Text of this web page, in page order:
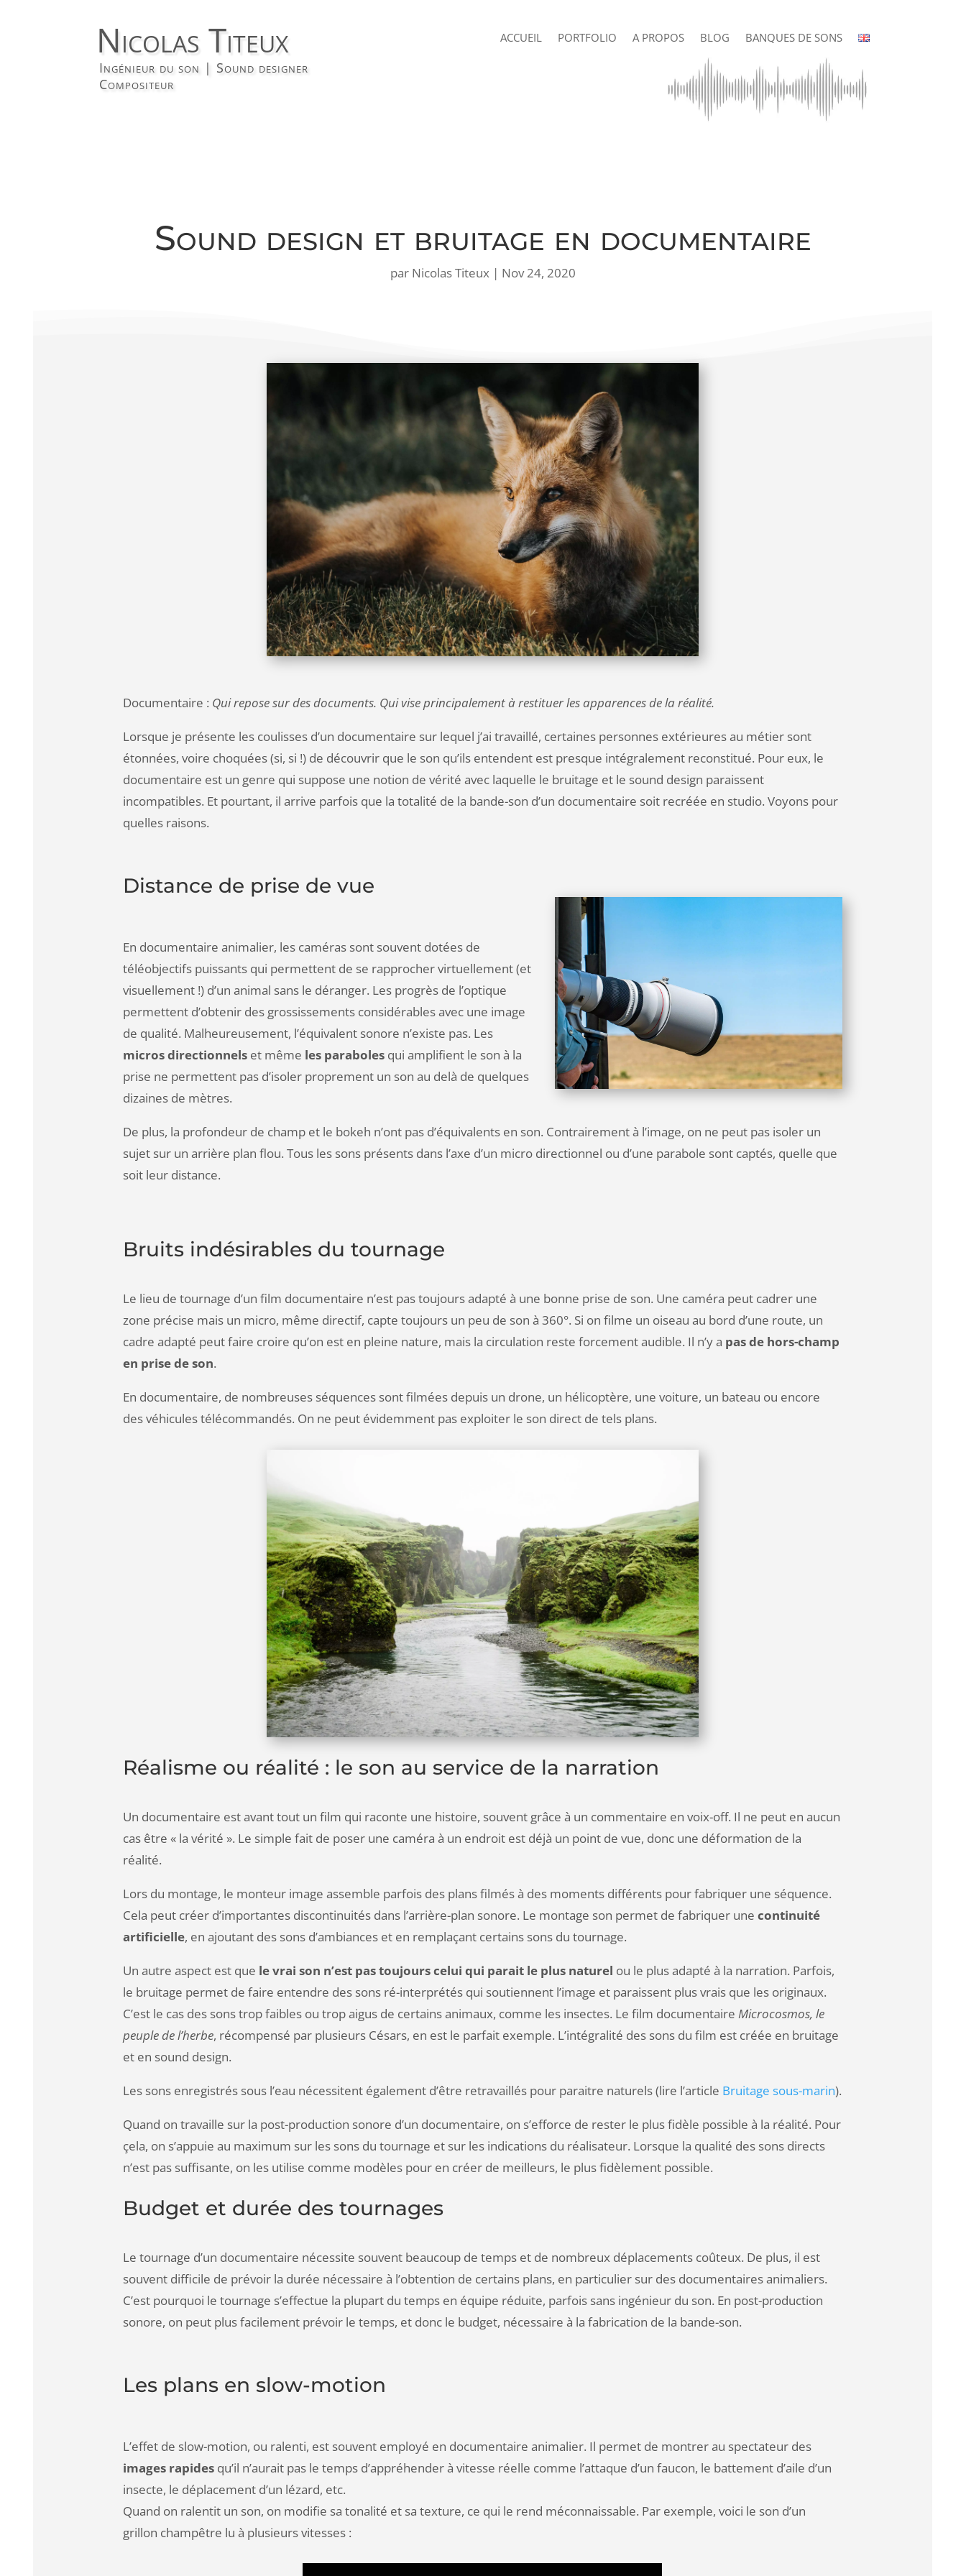
Nicolas Titeux
Ingénieur du son | Sound designer
Compositeur
ACCUEIL PORTFOLIO A PROPOS BLOG BANQUES DE SONS
Sound design et bruitage en documentaire
par Nicolas Titeux | Nov 24, 2020
Documentaire : Qui repose sur des documents. Qui vise principalement à restituer les apparences de la réalité.
Lorsque je présente les coulisses d’un documentaire sur lequel j’ai travaillé, certaines personnes extérieures au métier sont
étonnées, voire choquées (si, si !) de découvrir que le son qu’ils entendent est presque intégralement reconstitué. Pour eux, le
documentaire est un genre qui suppose une notion de vérité avec laquelle le bruitage et le sound design paraissent
incompatibles. Et pourtant, il arrive parfois que la totalité de la bande-son d’un documentaire soit recréée en studio. Voyons pour
quelles raisons.
Distance de prise de vue
En documentaire animalier, les caméras sont souvent dotées de
téléobjectifs puissants qui permettent de se rapprocher virtuellement (et
visuellement !) d’un animal sans le déranger. Les progrès de l’optique
permettent d’obtenir des grossissements considérables avec une image
de qualité. Malheureusement, l’équivalent sonore n’existe pas. Les
micros directionnels et même les paraboles qui amplifient le son à la
prise ne permettent pas d’isoler proprement un son au delà de quelques
dizaines de mètres.
De plus, la profondeur de champ et le bokeh n’ont pas d’équivalents en son. Contrairement à l’image, on ne peut pas isoler un
sujet sur un arrière plan flou. Tous les sons présents dans l’axe d’un micro directionnel ou d’une parabole sont captés, quelle que
soit leur distance.
Bruits indésirables du tournage
Le lieu de tournage d’un film documentaire n’est pas toujours adapté à une bonne prise de son. Une caméra peut cadrer une
zone précise mais un micro, même directif, capte toujours un peu de son à 360°. Si on filme un oiseau au bord d’une route, un
cadre adapté peut faire croire qu’on est en pleine nature, mais la circulation reste forcement audible. Il n’y a pas de hors-champ
en prise de son.
En documentaire, de nombreuses séquences sont filmées depuis un drone, un hélicoptère, une voiture, un bateau ou encore
des véhicules télécommandés. On ne peut évidemment pas exploiter le son direct de tels plans.
Réalisme ou réalité : le son au service de la narration
Un documentaire est avant tout un film qui raconte une histoire, souvent grâce à un commentaire en voix-off. Il ne peut en aucun
cas être « la vérité ». Le simple fait de poser une caméra à un endroit est déjà un point de vue, donc une déformation de la
réalité.
Lors du montage, le monteur image assemble parfois des plans filmés à des moments différents pour fabriquer une séquence.
Cela peut créer d’importantes discontinuités dans l’arrière-plan sonore. Le montage son permet de fabriquer unecontinuité
artificielle, en ajoutant des sons d’ambiances et en remplaçant certains sons du tournage.
Un autre aspect est que le vrai son n’est pas toujours celui qui parait le plus naturel ou le plus adapté à la narration. Parfois,
le bruitage permet de faire entendre des sons ré-interprétés qui soutiennent l’image et paraissent plus vrais que les originaux.
C’est le cas des sons trop faibles ou trop aigus de certains animaux, comme les insectes. Le film documentaireMicrocosmos, le
peuple de l’herbe, récompensé par plusieurs Césars, en est le parfait exemple. L’intégralité des sons du film est créée en bruitage
et en sound design.
Les sons enregistrés sous l’eau nécessitent également d’être retravaillés pour paraitre naturels (lire l’article Bruitage sous-marin).
Quand on travaille sur la post-production sonore d’un documentaire, on s’efforce de rester le plus fidèle possible à la réalité. Pour
çela, on s’appuie au maximum sur les sons du tournage et sur les indications du réalisateur. Lorsque la qualité des sons directs
n’est pas suffisante, on les utilise comme modèles pour en créer de meilleurs, le plus fidèlement possible.
Budget et durée des tournages
Le tournage d’un documentaire nécessite souvent beaucoup de temps et de nombreux déplacements coûteux. De plus, il est
souvent difficile de prévoir la durée nécessaire à l’obtention de certains plans, en particulier sur des documentaires animaliers.
C’est pourquoi le tournage s’effectue la plupart du temps en équipe réduite, parfois sans ingénieur du son. En post-production
sonore, on peut plus facilement prévoir le temps, et donc le budget, nécessaire à la fabrication de la bande-son.
Les plans en slow-motion
L’effet de slow-motion, ou ralenti, est souvent employé en documentaire animalier. Il permet de montrer au spectateur des
images rapides qu’il n’aurait pas le temps d’appréhender à vitesse réelle comme l’attaque d’un faucon, le battement d’aile d’un
insecte, le déplacement d’un lézard, etc.
Quand on ralentit un son, on modifie sa tonalité et sa texture, ce qui le rend méconnaissable. Par exemple, voici le son d’un
grillon champêtre lu à plusieurs vitesses :